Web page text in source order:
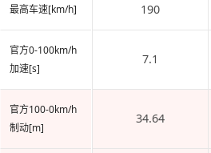
最高车速[km/h]
官方0-100km/h
加速[s]
官方100-0km/h
制动[m]
190
7.1
34.64